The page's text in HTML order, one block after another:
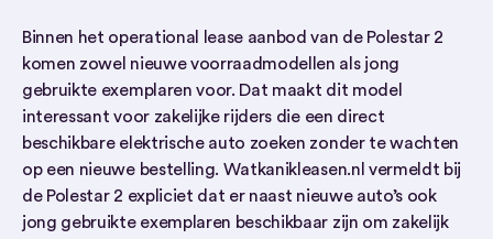
Binnen het operational lease aanbod van de Polestar 2
komen zowel nieuwe voorraadmodellen als jong
gebruikte exemplaren voor. Dat maakt dit model
interessant voor zakelijke rijders die een direct
beschikbare elektrische auto zoeken zonder te wachten
op een nieuwe bestelling. Watkanikleasen.nl vermeldt bij
de Polestar 2 expliciet dat er naast nieuwe auto’s ook
jong gebruikte exemplaren beschikbaar zijn om zakelijk